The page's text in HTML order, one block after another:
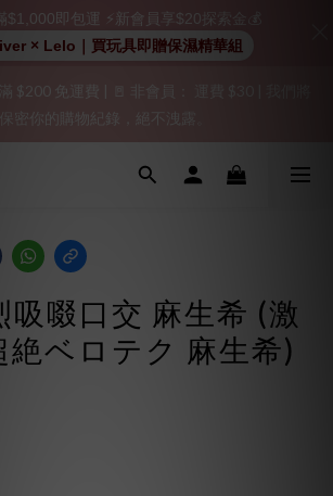
鋪資訊、一般紙箱）、隱私保護、加密付款、
立即註冊成為會員！
購物金  訂單商品好評再享$15購物金
$200 免運費 | 🚪 非會員： 運費 $30 | 我們將
保密你的購物紀錄，絕不洩露。
鋪資訊、一般紙箱）、隱私保護、加密付款、
吸啜口交 麻生希 (激
絶ベロテク 麻生希)
$1,000即包運 ⚡新會員享$20探索金💰
× Lelo｜買玩具即贈保濕精華組